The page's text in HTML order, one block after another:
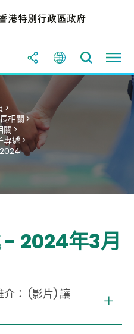
>
相關 >
關 >
遞 >
- 2024年3月
介： (影片) 讓